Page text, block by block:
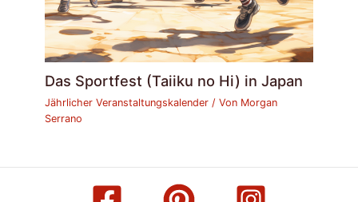
Das Sportfest (Taiiku no Hi) in Japan
Jährlicher Veranstaltungskalender / Von Morgan
Serrano